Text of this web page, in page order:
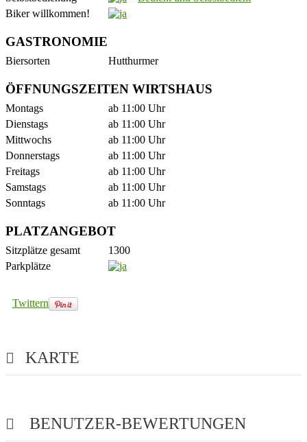
Biker willkommen!
GASTRONOMIE
Biersorten Hutthurmer
ÖFFNUNGSZEITEN WIRTSHAUS
Montags
ab 11:00 Uhr
Dienstags
ab 11:00 Uhr
Mittwochs
ab 11:00 Uhr
Donnerstags
ab 11:00 Uhr
Freitags
ab 11:00 Uhr
Samstags
ab 11:00 Uhr
Sonntags
ab 11:00 Uhr
PLATZANGEBOT
Sitzplätze gesamt
1300
Parkplätze
Twittern
KARTE
BENUTZER-BEWERTUNGEN